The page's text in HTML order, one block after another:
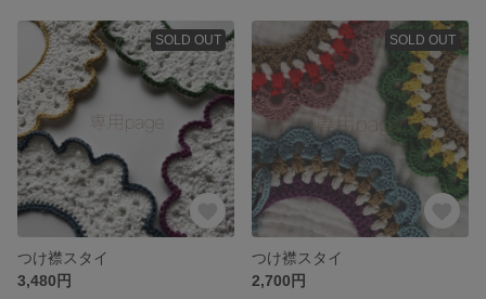
SOLD OUT
つけ襟スタイ
3,480円
SOLD OUT
つけ襟スタイ
2,700円